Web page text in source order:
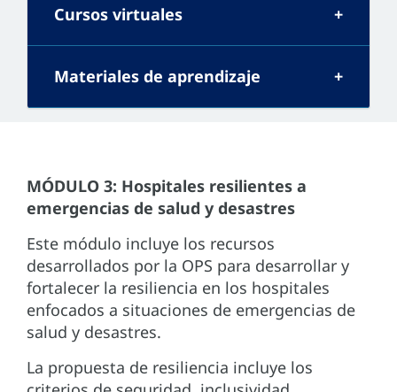
Cursos virtuales
Materiales de aprendizaje
MÓDULO 3: Hospitales resilientes a
emergencias de salud y desastres
Este módulo incluye los recursos
desarrollados por la OPS para desarrollar y
fortalecer la resiliencia en los hospitales
enfocados a situaciones de emergencias de
salud y desastres.
La propuesta de resiliencia incluye los